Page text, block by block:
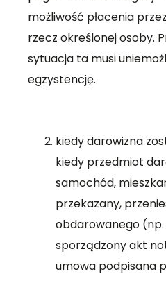
możliwość płacenia
rzecz określonej osoby.
sytuacja ta musi
egzystencję.
kiedy darowizna
kiedy przedmiot
samochód,
przekazany,
obdarowanego (np.
sporządzony akt
umowa podpisana